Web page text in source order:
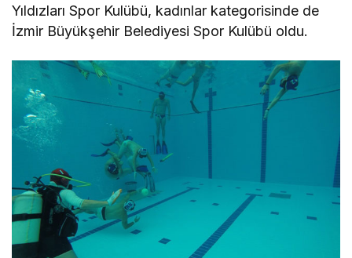
Yıldızları Spor Kulübü, kadınlar kategorisinde de
İzmir Büyükşehir Belediyesi Spor Kulübü oldu.